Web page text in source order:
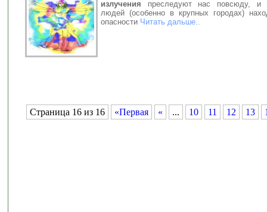
излучения преследуют нас повсюду, и
людей (особенно в крупных городах)
опасности Читать дальше..
Страница 16 из 16 «Первая « ... 10 11 12 13